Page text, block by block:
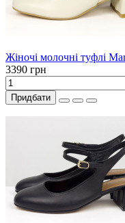
Жіночі молочні туфлі
3390 грн
Придбати